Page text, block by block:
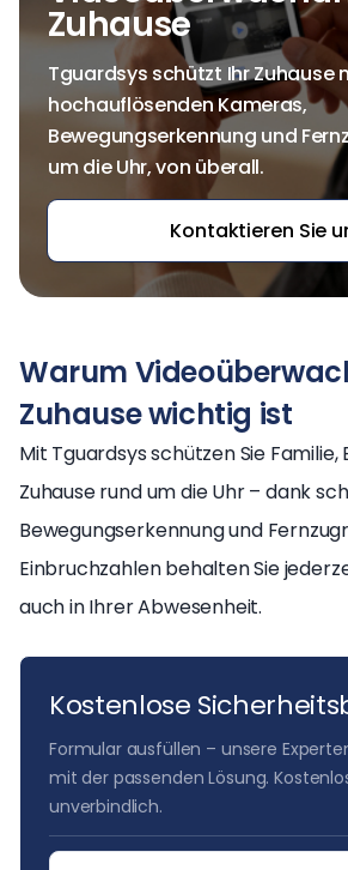
Zuhause
Tguardsys schützt Ihr Zuhause
hochauflösenden Kameras,
Bewegungserkennung und
um die Uhr, von überall.
Kontaktieren Sie
Warum
Zuhause wichtig ist
Mit Tguardsys schützen Sie Familie,
Zuhause rund um die Uhr – dank
Bewegungserkennung und
Einbruchzahlen behalten Sie
auch in Ihrer Abwesenheit.
Kostenlose
Formular ausfüllen – unsere
mit der passenden Lösung.
unverbindlich.